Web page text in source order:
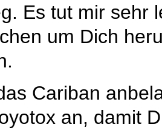
Es tut mir sehr
um Dich
Cariban
an, damit